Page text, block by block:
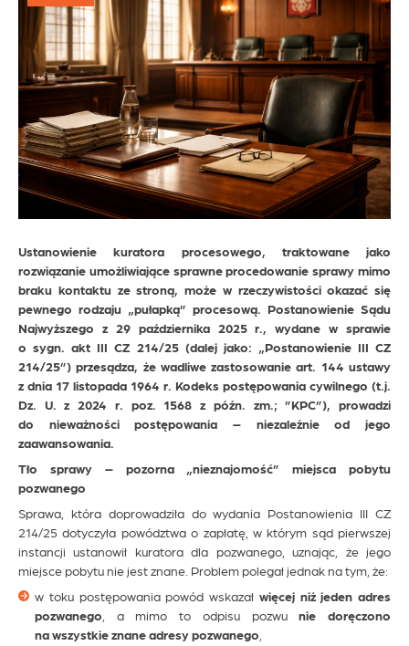
office@pz.legal
Ustanowienie kuratora procesowego, traktowane jako
rozwiązanie umożliwiające sprawne procedowanie sprawy mimo
braku kontaktu ze stroną, może w rzeczywistości okazać się
pewnego rodzaju „pułapką” procesową. Postanowienie Sądu
Najwyższego z 29 października 2025 r., wydane w sprawie
o sygn. akt III CZ 214/25 (dalej jako: „Postanowienie III CZ
214/25”) przesądza, że wadliwe zastosowanie art. 144 ustawy
z dnia 17 listopada 1964 r. Kodeks postępowania cywilnego (t.j.
Dz. U. z 2024 r. poz. 1568 z późn. zm.; ”KPC”), prowadzi
do nieważności postępowania – niezależnie od jego
zaawansowania.
Tło sprawy – pozorna „nieznajomość” miejsca pobytu
pozwanego
Sprawa, która doprowadziła do wydania Postanowienia III CZ
214/25 dotyczyła powództwa o zapłatę, w którym sąd pierwszej
instancji ustanowił kuratora dla pozwanego, uznając, że jego
miejsce pobytu nie jest znane. Problem polegał jednak na tym, że:
w toku postępowania powód wskazał więcej niż jeden adres
pozwanego , a mimo to odpisu pozwunie doręczono
na wszystkie znane adresy pozwanego